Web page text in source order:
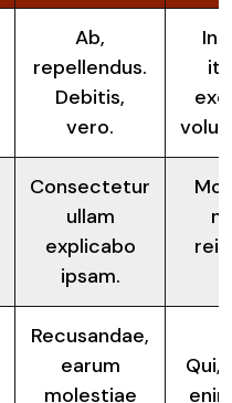
Ab,
repellendus.
Debitis,
vero.
Consectetur
ullam
explicabo
ipsam.
Recusandae,
earum
molestiae
Qui,